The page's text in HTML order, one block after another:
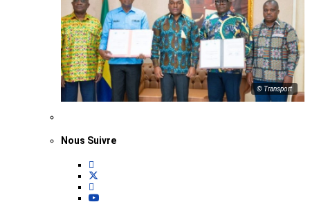
© Transport
Nous Suivre